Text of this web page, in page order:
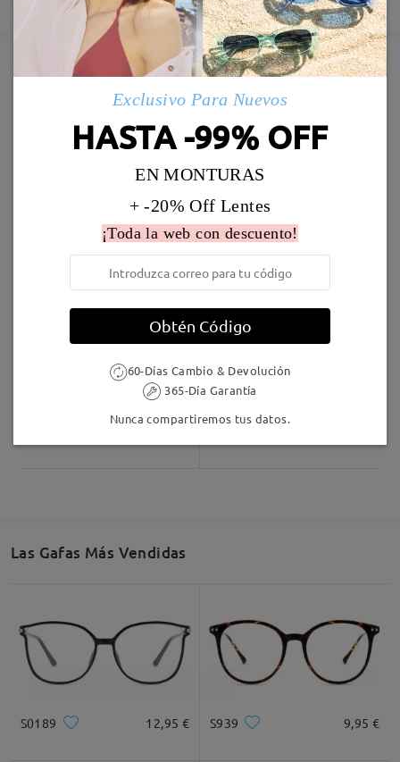
5-7 días laborales detalles
Enviado
5-7 días laborales
detalles
Marcos Similares
T41828 16,95 € M82957 16,95 €
34,95 €
Las Gafas Más Vendidas
S0189 12,95 € S939 9,95 €
Exclusivo Para Nuevos
HASTA -99% OFF
EN MONTURAS
+ -20% Off Lentes
¡Toda la web con descuento!
Obtén Código
60-Días Cambio & Devolución
365-Día Garantía
Nunca compartiremos tus datos.